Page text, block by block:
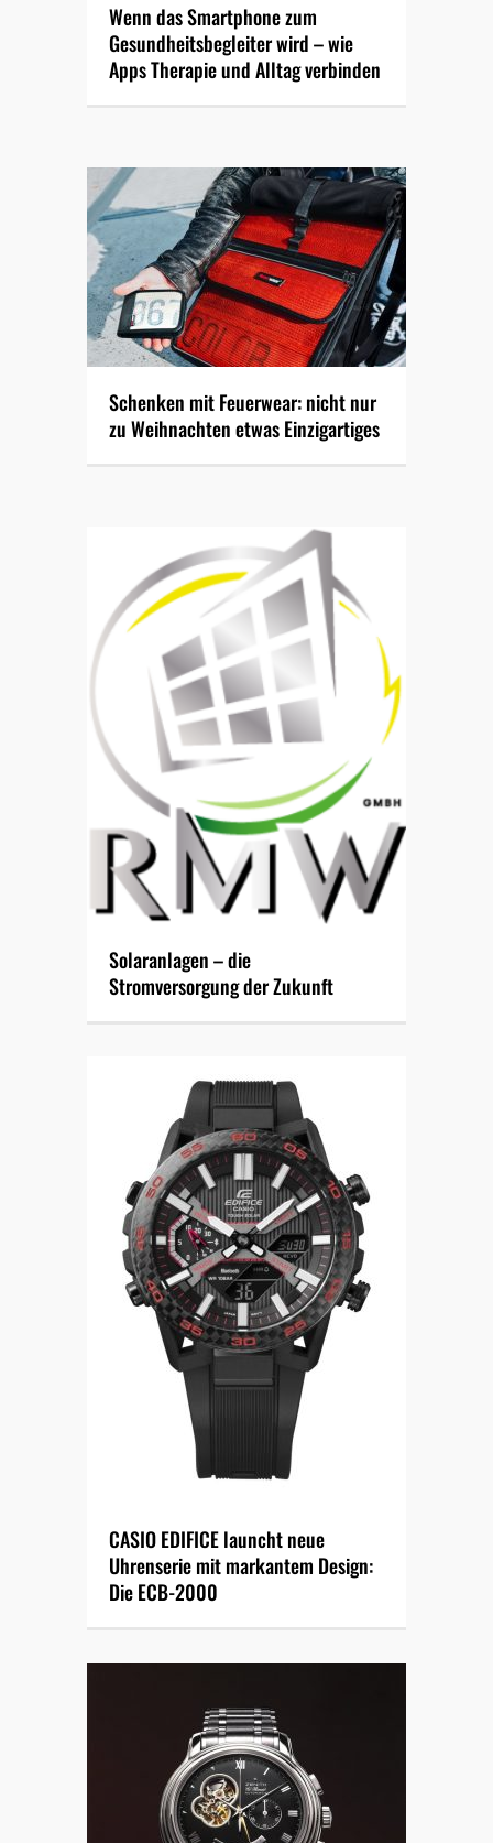
Wenn das Smartphone zum
Gesundheitsbegleiter wird – wie
Apps Therapie und Alltag verbinden
Schenken mit Feuerwear: nicht nur
zu Weihnachten etwas Einzigartiges
Solaranlagen – die
Stromversorgung der Zukunft
CASIO EDIFICE launcht neue
Uhrenserie mit markantem Design:
Die ECB-2000